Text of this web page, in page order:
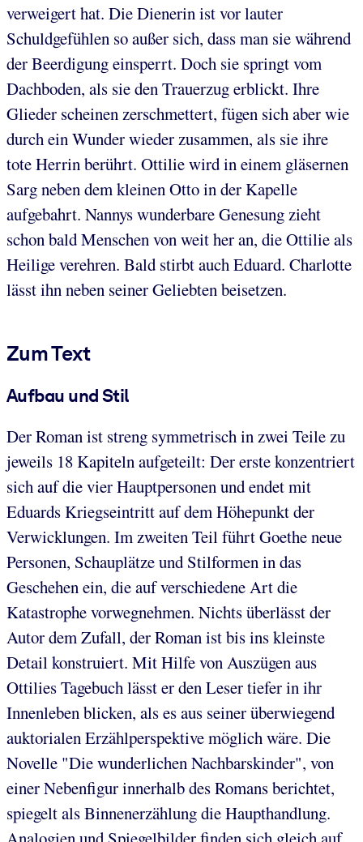
verweigert hat. Die Dienerin ist vor lauter
Schuldgefühlen so außer sich, dass man sie während
der Beerdigung einsperrt. Doch sie springt vom
Dachboden, als sie den Trauerzug erblickt. Ihre
Glieder scheinen zerschmettert, fügen sich aber wie
durch ein Wunder wieder zusammen, als sie ihre
tote Herrin berührt. Ottilie wird in einem gläsernen
Sarg neben dem kleinen Otto in der Kapelle
aufgebahrt. Nannys wunderbare Genesung zieht
schon bald Menschen von weit her an, die Ottilie als
Heilige verehren. Bald stirbt auch Eduard. Charlotte
lässt ihn neben seiner Geliebten beisetzen.
Zum Text
Aufbau und Stil
Der Roman ist streng symmetrisch in zwei Teile zu
jeweils 18 Kapiteln aufgeteilt: Der erste konzentriert
sich auf die vier Hauptpersonen und endet mit
Eduards Kriegseintritt auf dem Höhepunkt der
Verwicklungen. Im zweiten Teil führt Goethe neue
Personen, Schauplätze und Stilformen in das
Geschehen ein, die auf verschiedene Art die
Katastrophe vorwegnehmen. Nichts überlässt der
Autor dem Zufall, der Roman ist bis ins kleinste
Detail konstruiert. Mit Hilfe von Auszügen aus
Ottilies Tagebuch lässt er den Leser tiefer in ihr
Innenleben blicken, als es aus seiner überwiegend
auktorialen Erzählperspektive möglich wäre. Die
Novelle "Die wunderlichen Nachbarskinder", von
einer Nebenfigur innerhalb des Romans berichtet,
spiegelt als Binnenerzählung die Haupthandlung.